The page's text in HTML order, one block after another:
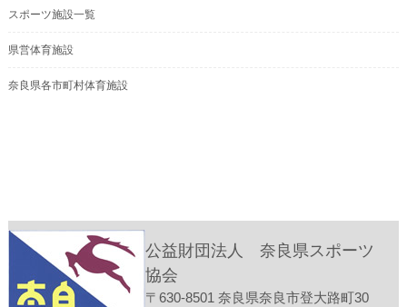
スポーツ施設一覧
県営体育施設
奈良県各市町村体育施設
公益財団法人 奈良県スポーツ
協会
〒630-8501 奈良県奈良市登大路町30